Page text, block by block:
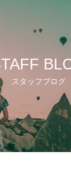
スタッフブログ